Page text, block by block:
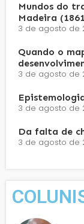
Mundos do
Madeira
3 de agosto de
Quando o
3 de agosto de
3 de agosto de
Da falta de
3 de agosto de